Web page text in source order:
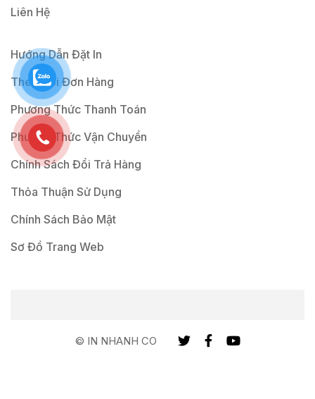
Liên Hệ
Hướng Dẫn Đặt In
Theo Dõi Đơn Hàng
Phương Thức Thanh Toán
Phương Thức Vận Chuyển
Chính Sách Đổi Trả Hàng
Thỏa Thuận Sử Dụng
Chính Sách Bảo Mật
Sơ Đồ Trang Web
© IN NHANH CO